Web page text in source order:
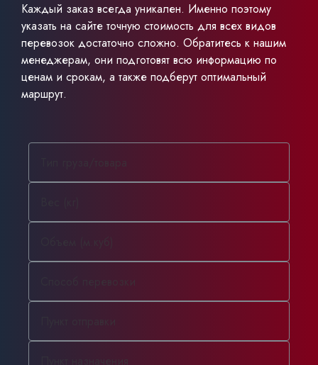
Каждый заказ всегда уникален. Именно поэтому
указать на сайте точную стоимость для всех видов
перевозок достаточно сложно. Обратитесь к нашим
менеджерам, они подготовят всю информацию по
ценам и срокам, а также подберут оптимальный
маршрут.